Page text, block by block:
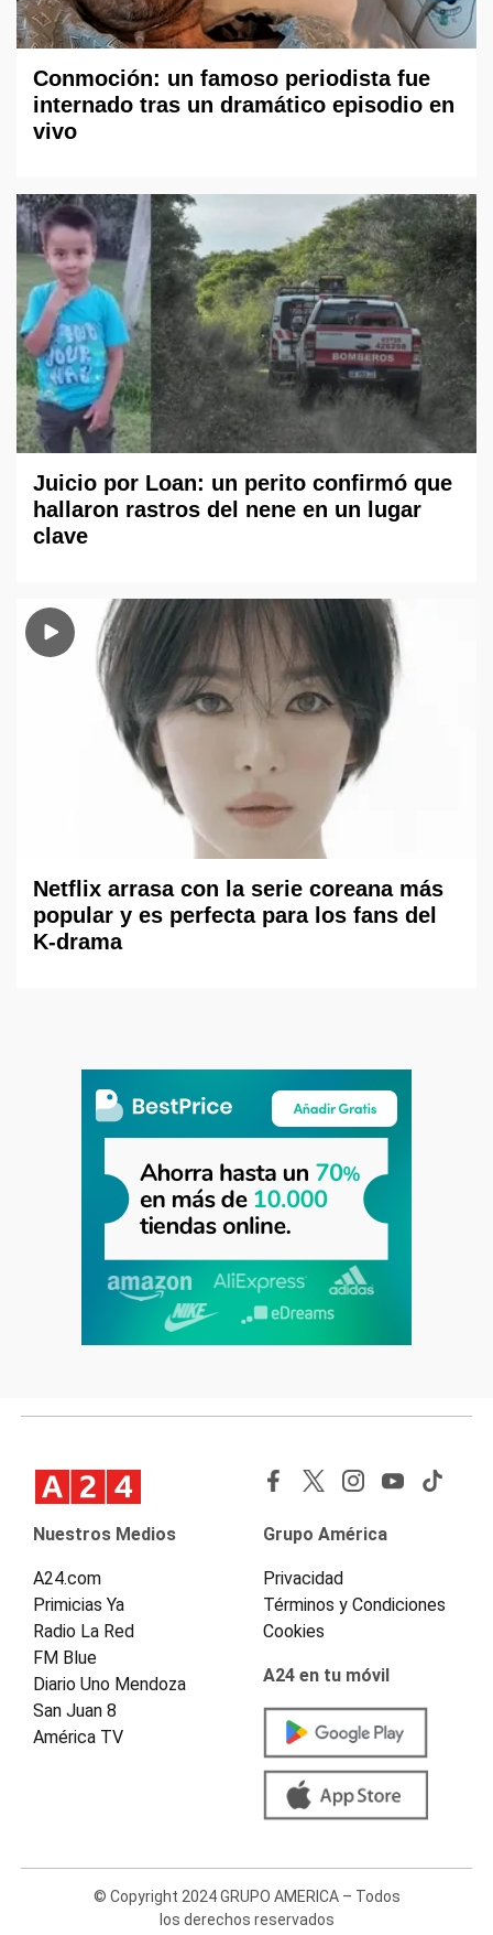
Conmoción: un famoso periodista fue
internado tras un dramático episodio en
vivo
Juicio por Loan: un perito confirmó que
hallaron rastros del nene en un lugar
clave
Netflix arrasa con la serie coreana más
popular y es perfecta para los fans del
K-drama
Nuestros Medios
A24.com
Primicias Ya
Radio La Red
FM Blue
Diario Uno Mendoza
San Juan 8
América TV
Grupo América
Privacidad
Términos y Condiciones
Cookies
A24 en tu móvil
© Copyright 2024 GRUPO AMERICA – Todos
los derechos reservados